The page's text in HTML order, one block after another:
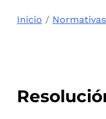
Inicio / Normativas